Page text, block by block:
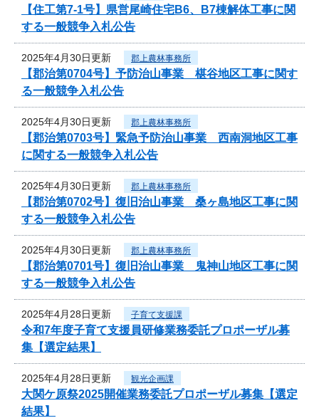
【住工第7-1号】県営尾崎住宅B6、B7棟解体工事に関
する一般競争入札公告
2025年4月30日更新 郡上農林事務所
【郡治第0704号】予防治山事業 椹谷地区工事に関す
る一般競争入札公告
2025年4月30日更新 郡上農林事務所
【郡治第0703号】緊急予防治山事業 西南洞地区工事
に関する一般競争入札公告
2025年4月30日更新 郡上農林事務所
【郡治第0702号】復旧治山事業 桑ヶ島地区工事に関
する一般競争入札公告
2025年4月30日更新 郡上農林事務所
【郡治第0701号】復旧治山事業 鬼神山地区工事に関
する一般競争入札公告
2025年4月28日更新 子育て支援課
令和7年度子育て支援員研修業務委託プロポーザル募
集【選定結果】
2025年4月28日更新 観光企画課
大関ケ原祭2025開催業務委託プロポーザル募集【選定
結果】